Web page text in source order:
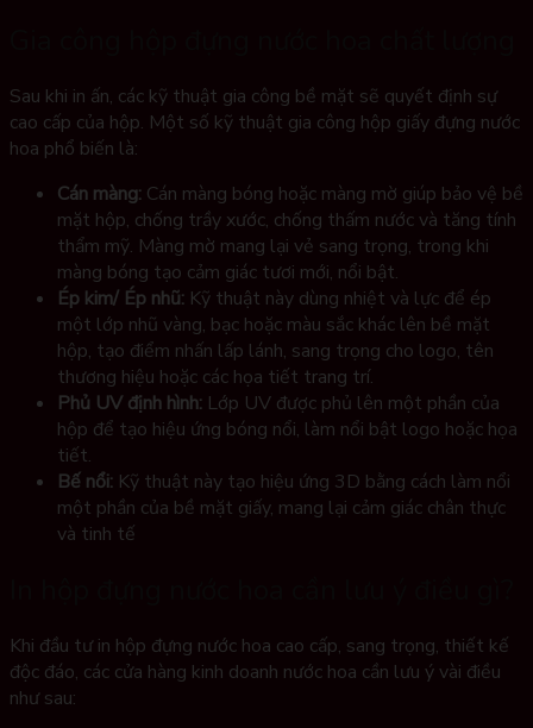
Sau khi in ấn, các kỹ thuật gia công bề mặt sẽ quyết định sự
cao cấp của hộp. Một số kỹ thuật gia công hộp giấy đựng nước
hoa phổ biến là:
Cán màng: Cán màng bóng hoặc màng mờ giúp bảo vệ bề
mặt hộp, chống trầy xước, chống thấm nước và tăng tính
thẩm mỹ. Màng mờ mang lại vẻ sang trọng, trong khi
màng bóng tạo cảm giác tươi mới, nổi bật.
Ép kim/ Ép nhũ: Kỹ thuật này dùng nhiệt và lực để ép
một lớp nhũ vàng, bạc hoặc màu sắc khác lên bề mặt
hộp, tạo điểm nhấn lấp lánh, sang trọng cho logo, tên
thương hiệu hoặc các họa tiết trang trí.
Phủ UV định hình: Lớp UV được phủ lên một phần của
hộp để tạo hiệu ứng bóng nổi, làm nổi bật logo hoặc họa
tiết.
Bế nổi: Kỹ thuật này tạo hiệu ứng 3D bằng cách làm nổi
một phần của bề mặt giấy, mang lại cảm giác chân thực
và tinh tế
Khi đầu tư in hộp đựng nước hoa cao cấp, sang trọng, thiết kế
độc đáo, các cửa hàng kinh doanh nước hoa cần lưu ý vài điều
như sau: